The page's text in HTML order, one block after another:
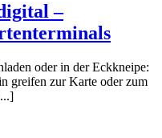
–
oder in der Eckkneipe:
greifen zur Karte oder zum